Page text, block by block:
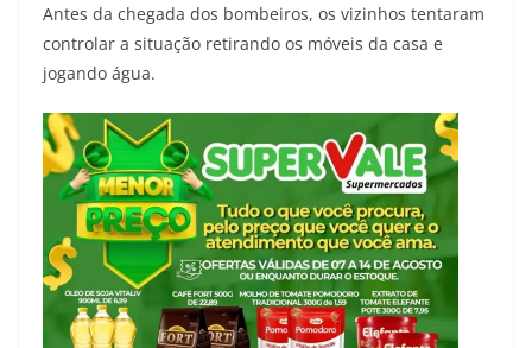
Antes da chegada dos bombeiros, os vizinhos tentaram
controlar a situação retirando os móveis da casa e
jogando água.